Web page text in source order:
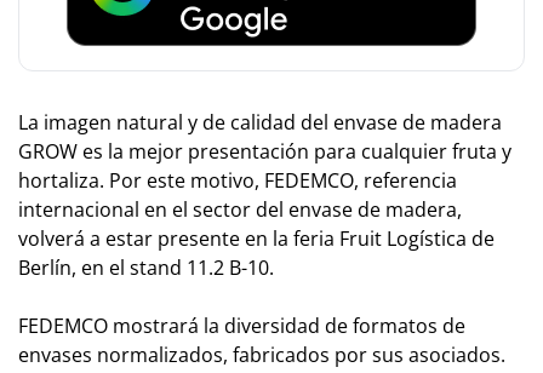
La imagen natural y de calidad del envase de madera
GROW es la mejor presentación para cualquier fruta y
hortaliza. Por este motivo, FEDEMCO, referencia
internacional en el sector del envase de madera,
volverá a estar presente en la feria Fruit Logística de
Berlín, en el stand 11.2 B-10.
FEDEMCO mostrará la diversidad de formatos de
envases normalizados, fabricados por sus asociados.